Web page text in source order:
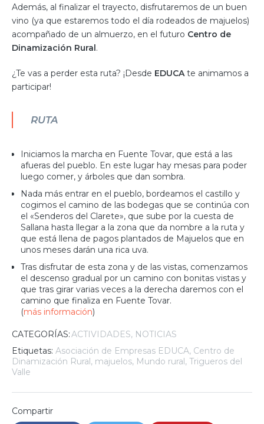
Además, al finalizar el trayecto, disfrutaremos de un buen
vino (ya que estaremos todo el día rodeados de majuelos)
acompañado de un almuerzo, en el futuro Centro de
Dinamización Rural.
¿Te vas a perder esta ruta? ¡Desde EDUCAte animamos a
participar!
RUTA
Iniciamos la marcha en Fuente Tovar, que está a las
afueras del pueblo. En este lugar hay mesas para poder
luego comer, y árboles que dan sombra.
Nada más entrar en el pueblo, bordeamos el castillo y
cogimos el camino de las bodegas que se continúa con
el «Senderos del Clarete», que sube por la cuesta de
Sallana hasta llegar a la zona que da nombre a la ruta y
que está llena de pagos plantados de Majuelos que en
unos meses darán una rica uva.
Tras disfrutar de esta zona y de las vistas, comenzamos
el descenso gradual por un camino con bonitas vistas y
que tras girar varias veces a la derecha daremos con el
camino que finaliza en Fuente Tovar.
(más información)
CATEGORÍAS:ACTIVIDADES NOTICIAS
Etiquetas: Asociación de Empresas EDUCA, Centro de
Dinamización Rural, majuelos, Mundo rural, Trigueros del
Valle
Compartir